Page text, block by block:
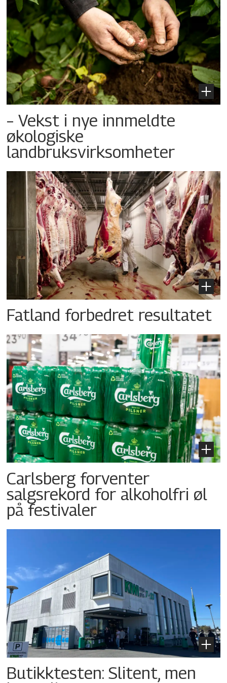
– Vekst i nye innmeldte
økologiske
landbruksvirksomheter
Fatland forbedret resultatet
Carlsberg forventer
salgsrekord for alkoholfri øl
på festivaler
Butikktesten: Slitent, men